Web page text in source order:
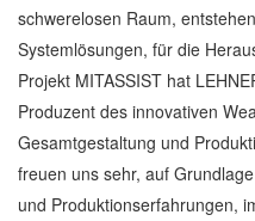
schwerelosen Raum,
Systemlösungen, für die
Projekt MITASSIST hat
Produzent des innovativen
Gesamtgestaltung und
freuen uns sehr, auf
und Produktionserfahrungen,